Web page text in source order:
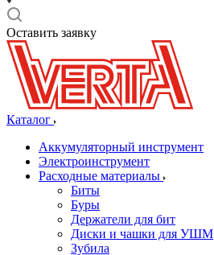
Оставить заявку
Каталог
Аккумуляторный инструмент
Электроинструмент
Расходные материалы
Биты
Буры
Держатели для бит
Диски и чашки для УШМ
Зубила